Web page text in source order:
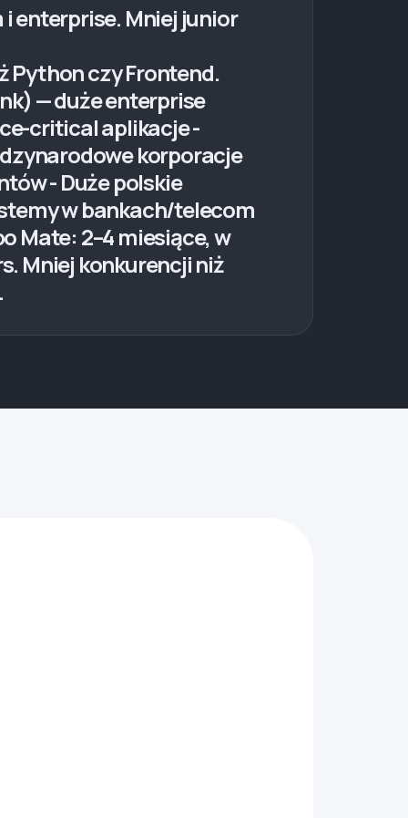
enterprise. Mniej junior
Python czy Frontend.
— duże enterprise
critical aplikacje -
korporacje
- Duże polskie
w bankach/telecom
Mate: 2–4 miesiące, w
Mniej konkurencji niż